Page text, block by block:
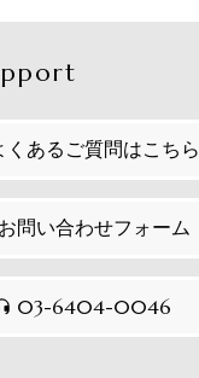
くあるご質問はこちら
お問い合わせフォーム
03-6404-0046